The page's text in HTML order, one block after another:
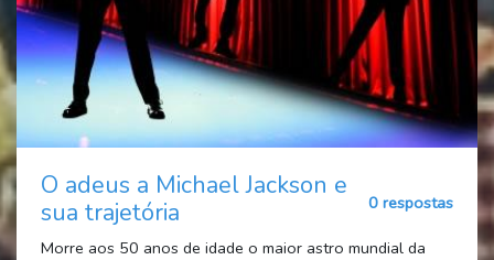
O adeus a Michael Jackson e
sua trajetória
0 respostas
Morre aos 50 anos de idade o maior astro mundial da